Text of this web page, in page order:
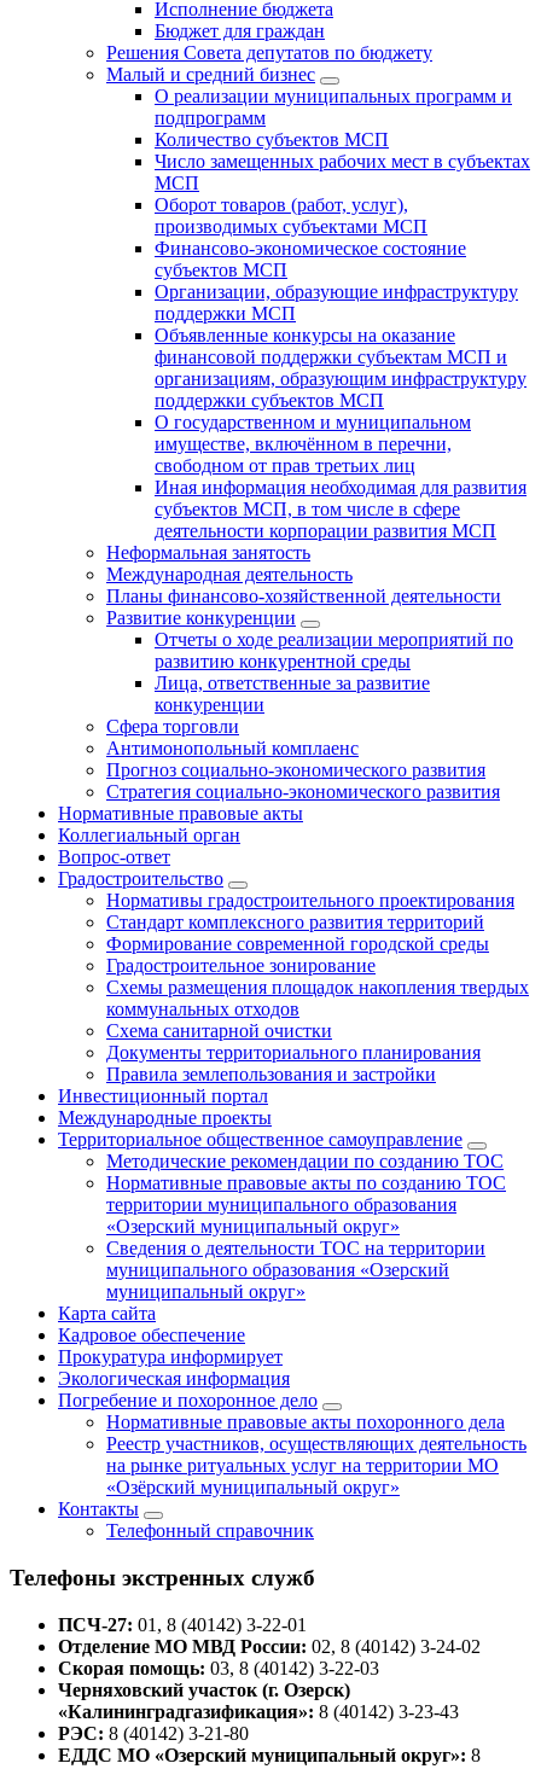
Исполнение бюджета
Бюджет для граждан
Решения Совета депутатов по бюджету
Малый и средний бизнес
О реализации муниципальных программ и
подпрограмм
Количество субъектов МСП
Число замещенных рабочих мест в субъектах
МСП
Оборот товаров (работ, услуг),
производимых субъектами МСП
Финансово-экономическое состояние
субъектов МСП
Организации, образующие инфраструктуру
поддержки МСП
Объявленные конкурсы на оказание
финансовой поддержки субъектам МСП и
организациям, образующим инфраструктуру
поддержки субъектов МСП
О государственном и муниципальном
имуществе, включённом в перечни,
свободном от прав третьих лиц
Иная информация необходимая для развития
субъектов МСП, в том числе в сфере
деятельности корпорации развития МСП
Неформальная занятость
Международная деятельность
Планы финансово-хозяйственной деятельности
Развитие конкуренции
Отчеты о ходе реализации мероприятий по
развитию конкурентной среды
Лица, ответственные за развитие
конкуренции
Сфера торговли
Антимонопольный комплаенс
Прогноз социально-экономического развития
Стратегия социально-экономического развития
Нормативные правовые акты
Коллегиальный орган
Вопрос-ответ
Градостроительство
Нормативы градостроительного проектирования
Стандарт комплексного развития территорий
Формирование современной городской среды
Градостроительное зонирование
Схемы размещения площадок накопления твердых
коммунальных отходов
Схема санитарной очистки
Документы территориального планирования
Правила землепользования и застройки
Инвестиционный портал
Международные проекты
Территориальное общественное самоуправление
Методические рекомендации по созданию ТОС
Нормативные правовые акты по созданию ТОС
территории муниципального образования
«Озерский муниципальный округ»
Сведения о деятельности ТОС на территории
муниципального образования «Озерский
муниципальный округ»
Карта сайта
Кадровое обеспечение
Прокуратура информирует
Экологическая информация
Погребение и похоронное дело
Нормативные правовые акты похоронного дела
Реестр участников, осуществляющих деятельность
на рынке ритуальных услуг на территории МО
«Озёрский муниципальный округ»
Контакты
Телефонный справочник
Телефоны экстренных служб
ПСЧ-27: 01, 8 (40142) 3-22-01
Отделение МО МВД России: 02, 8 (40142) 3-24-02
Скорая помощь: 03, 8 (40142) 3-22-03
Черняховский участок (г. Озерск)
«Калининградгазификация»: 8 (40142) 3-23-43
РЭС: 8 (40142) 3-21-80
ЕДДС МО «Озерский муниципальный округ»: 8